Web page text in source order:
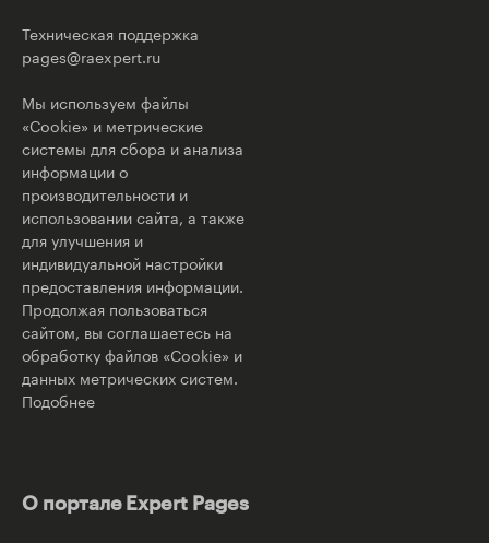
Техническая поддержка
pages@raexpert.ru
Мы используем файлы
«Cookie» и метрические
системы для сбора и анализа
информации о
производительности и
использовании сайта, а также
для улучшения и
индивидуальной настройки
предоставления информации.
Продолжая пользоваться
сайтом, вы соглашаетесь на
обработку файлов «Cookie» и
данных метрических систем.
Подобнее
О портале Expert Pages